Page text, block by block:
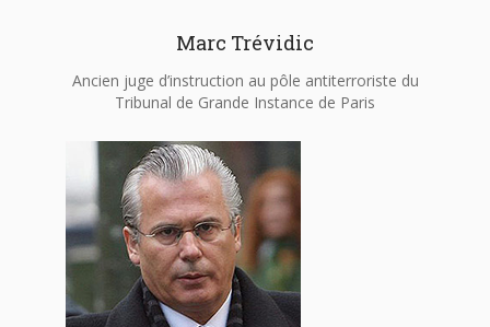
Marc Trévidic
Ancien juge d’instruction au pôle antiterroriste du
Tribunal de Grande Instance de Paris